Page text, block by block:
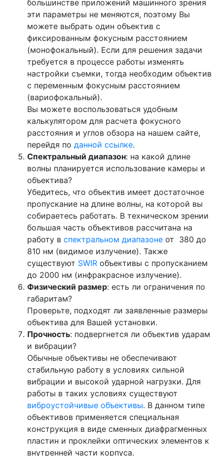
большинстве приложений машинного зрения
эти параметры не меняются, поэтому Вы
можете выбрать один объектив с
фиксированным фокусным расстоянием
(монофокальный). Если для решения задачи
требуется в процессе работы изменять
настройки съемки, тогда необходим объектив
с переменным фокусным расстоянием
(вариофокальный).
Вы можете воспользоваться удобным
калькулятором для расчета фокусного
расстояния и углов обзора на нашем сайте,
перейдя по данной ссылке.
Спектральный диапазон: на какой длине
волны планируется использование камеры и
объектива?
Убедитесь, что объектив имеет достаточное
пропускание на длине волны, на которой вы
собираетесь работать. В техническом зрении
большая часть объективов рассчитана на
работу в спектральном диапазоне от 380 до
810 нм (видимое излучение). Также
существуют SWIR объективы с пропусканием
до 2000 нм (инфракрасное излучение).
Физический размер: есть ли ограничения по
габаритам?
Проверьте, подходят ли заявленные размеры
объектива для Вашей установки.
Прочность: подвергнется ли объектив ударам
и вибрации?
Обычные объективы не обеспечивают
стабильную работу в условиях сильной
вибрации и высокой ударной нагрузки. Для
работы в таких условиях существуют
виброустойчивые объективы. В данном типе
объективов применяется специальная
конструкция в виде сменных диафрагменных
пластин и проклейки оптических элементов к
внутренней части корпуса.